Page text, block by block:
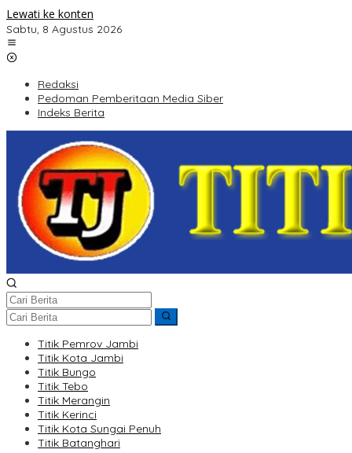
Lewati ke konten
Sabtu, 8 Agustus 2026
Redaksi
Pedoman Pemberitaan Media Siber
Indeks Berita
Titik Pemrov Jambi
Titik Kota Jambi
Titik Bungo
Titik Tebo
Titik Merangin
Titik Kerinci
Titik Kota Sungai Penuh
Titik Batanghari